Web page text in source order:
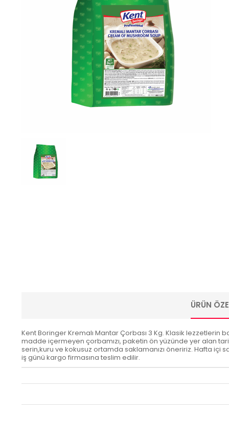
ÜRÜN
Kent Boringer Kremalı Mantar Çorbası 3 Kg. Klasik lezzetlerin
madde içermeyen çorbamızı, paketin ön yüzünde yer alan
serin,kuru ve kokusuz ortamda saklamanızı öneririz. Hafta içi
iş günü kargo firmasına teslim edilir.